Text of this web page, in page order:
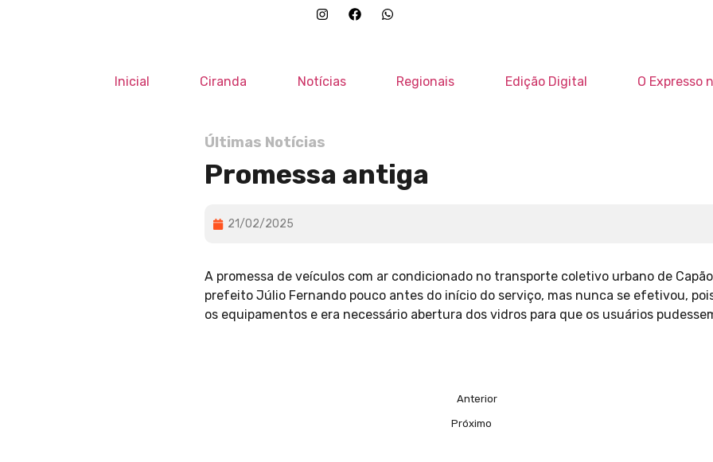
Inicial Ciranda Notícias Regionais Edição Digital O Expresso
Últimas Notícias
Promessa antiga
21/02/2025
A promessa de veículos com ar condicionado no transporte coletivo urbano de
prefeito Júlio Fernando pouco antes do início do serviço, mas nunca se efetivou,
os equipamentos e era necessário abertura dos vidros para que os usuários
Anterior
Próximo